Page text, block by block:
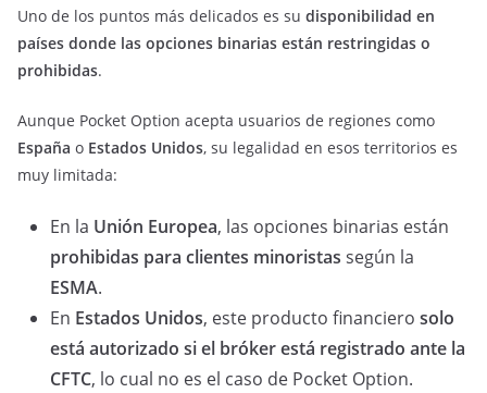
Uno de los puntos más delicados es su disponibilidad en
países donde las opciones binarias están restringidas o
prohibidas.
Aunque Pocket Option acepta usuarios de regiones como
España o Estados Unidos, su legalidad en esos territorios es
muy limitada:
En la Unión Europea, las opciones binarias están
prohibidas para clientes minoristas según la
ESMA.
En Estados Unidos, este producto financiero solo
está autorizado si el bróker está registrado ante la
CFTC, lo cual no es el caso de Pocket Option.